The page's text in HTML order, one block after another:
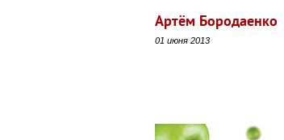
Артём Бородаенко
01 июня 2013